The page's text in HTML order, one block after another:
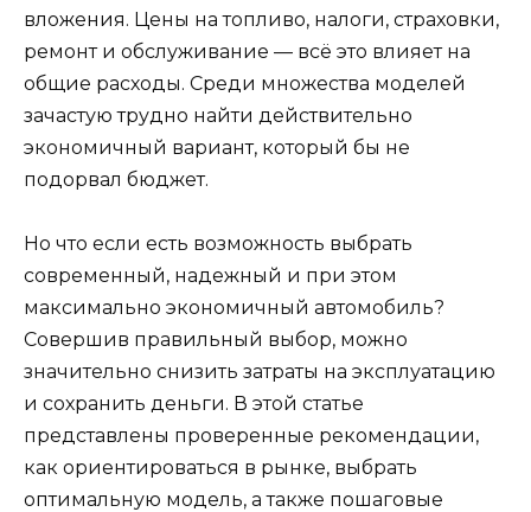
вложения. Цены на топливо, налоги, страховки,
ремонт и обслуживание — всё это влияет на
общие расходы. Среди множества моделей
зачастую трудно найти действительно
экономичный вариант, который бы не
подорвал бюджет.
Но что если есть возможность выбрать
современный, надежный и при этом
максимально экономичный автомобиль?
Совершив правильный выбор, можно
значительно снизить затраты на эксплуатацию
и сохранить деньги. В этой статье
представлены проверенные рекомендации,
как ориентироваться в рынке, выбрать
оптимальную модель, а также пошаговые